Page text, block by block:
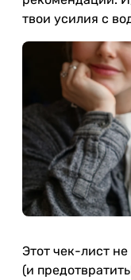
твои усилия с
Этот чек-лист
(и